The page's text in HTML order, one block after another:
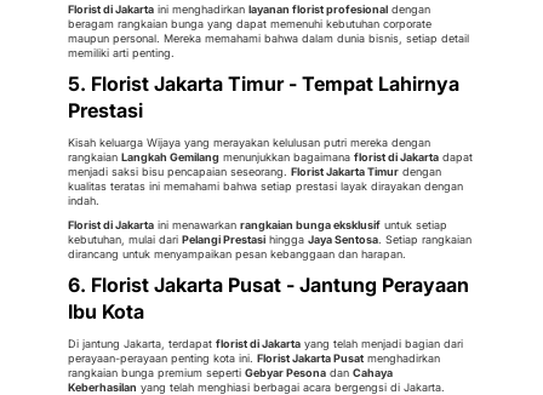
Florist di Jakarta ini menghadirkan layanan florist profesional dengan
beragam rangkaian bunga yang dapat memenuhi kebutuhan corporate
maupun personal. Mereka memahami bahwa dalam dunia bisnis, setiap detail
memiliki arti penting.
5. Florist Jakarta Timur - Tempat Lahirnya
Prestasi
Kisah keluarga Wijaya yang merayakan kelulusan putri mereka dengan
rangkaian Langkah Gemilang menunjukkan bagaimana florist di Jakarta dapat
menjadi saksi bisu pencapaian seseorang. Florist Jakarta Timur dengan
kualitas teratas ini memahami bahwa setiap prestasi layak dirayakan dengan
indah.
Florist di Jakarta ini menawarkan rangkaian bunga eksklusif untuk setiap
kebutuhan, mulai dari Pelangi Prestasi hingga Jaya Sentosa . Setiap rangkaian
dirancang untuk menyampaikan pesan kebanggaan dan harapan.
6. Florist Jakarta Pusat - Jantung Perayaan
Ibu Kota
Di jantung Jakarta, terdapat florist di Jakarta yang telah menjadi bagian dari
perayaan-perayaan penting kota ini. Florist Jakarta Pusat menghadirkan
rangkaian bunga premium seperti Gebyar Pesona dan Cahaya
Keberhasilan yang telah menghiasi berbagai acara bergengsi di Jakarta.